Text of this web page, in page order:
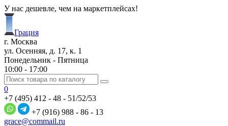
У нас дешевле, чем на маркетплейсах!
Грация
г. Москва
ул. Осенняя, д. 17, к. 1
Понедельник - Пятница
10:00 - 17:00
0
+7 (495) 412 - 48 - 51/52/53
+7 (916) 988 - 86 - 13
grace@commail.ru